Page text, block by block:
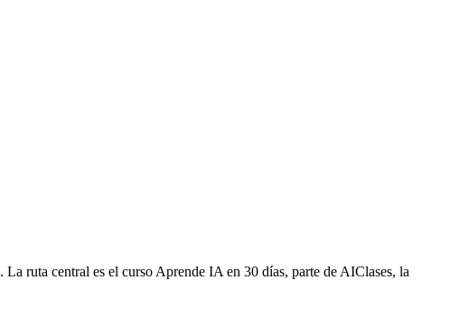
. La ruta central es el curso Aprende IA en 30 días, parte de AIClases, la